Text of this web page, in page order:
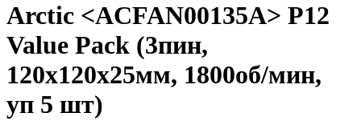
Arctic <ACFAN00135A> P12
Value Pack (3пин,
120x120x25мм, 1800об/мин,
уп 5 шт)